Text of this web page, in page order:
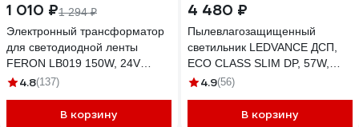
1 010 ₽1 294 ₽
Электронный трансформатор
для светодиодной ленты
FERON LB019 150W, 24V
41060
4.8(137)
В корзину
4 480 ₽
Пылевлагозащищенный
светильник LEDVANCE ДСП,
ECO CLASS SLIM DP, 57W,
865, 230V, 65, 20X1
4.9(56)
В корзину